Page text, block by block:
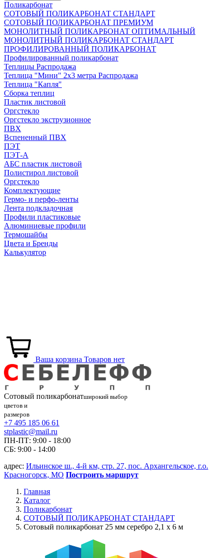
Поликарбонат
СОТОВЫЙ ПОЛИКАРБОНАТ СТАНДАРТ
СОТОВЫЙ ПОЛИКАРБОНАТ ПРЕМИУМ
МОНОЛИТНЫЙ ПОЛИКАРБОНАТ ОПТИМАЛЬНЫЙ
МОНОЛИТНЫЙ ПОЛИКАРБОНАТ СТАНДАРТ
ПРОФИЛИРОВАННЫЙ ПОЛИКАРБОНАТ
Профилированный поликарбонат
Теплицы Распродажа
Теплица "Мини" 2х3 метра Распродажа
Теплица "Капля"
Сборка теплиц
Пластик листовой
Оргстекло
Оргстекло экструзионное
ПВХ
Вспененный ПВХ
ПЭТ
ПЭТ-А
АБС пластик листовой
Полистирол листовой
Оргстекло
Комплектующие
Гермо- и перфо-ленты
Лента подкладочная
Профили пластиковые
Алюминиевые профили
Термошайбы
Цвета и Бренды
Калькулятор
Ваша корзина Товаров нет
Сотовый поликарбонатширокий выбор
цветов и
размеров
+7 495 185 06 61
stplastic@mail.ru
ПН-ПТ: 9:00 - 18:00
СБ: 9:00 - 14:00
адрес: Ильинское ш., 4-й км, стр. 27, пос. Архангельское, г.о.
Красногорск, МО Построить маршрут
Главная
Каталог
Поликарбонат
СОТОВЫЙ ПОЛИКАРБОНАТ СТАНДАРТ
Сотовый поликарбонат 25 мм серебро 2,1 x 6 м